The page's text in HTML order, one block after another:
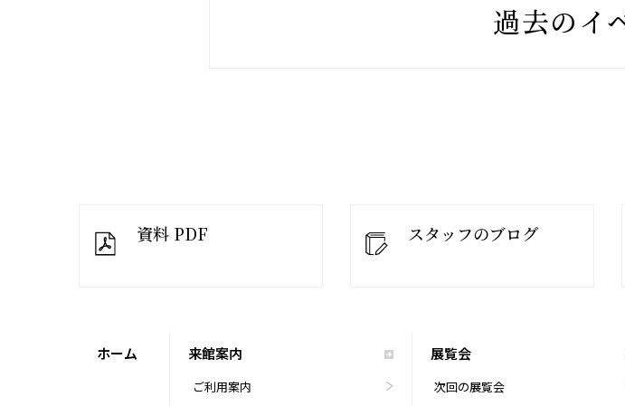
過去のイ
資料 PDF スタッフのブログ
ホーム 来館案内
ご利用案内
展覧会
次回の展覧会